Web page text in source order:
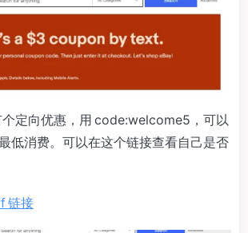
个定向优惠，用 code:welcome5，可以
低消费。可以在这个链接查看自己是否
链接